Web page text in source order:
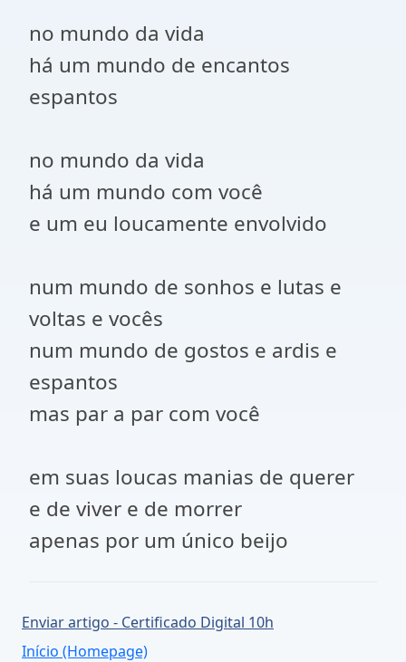
no mundo da vida
há um mundo de encantos
espantos
no mundo da vida
há um mundo com você
e um eu loucamente envolvido
num mundo de sonhos e lutas e
voltas e vocês
num mundo de gostos e ardis e
espantos
mas par a par com você
em suas loucas manias de querer
e de viver e de morrer
apenas por um único beijo
Enviar artigo - Certificado Digital 10h
Início (Homepage)